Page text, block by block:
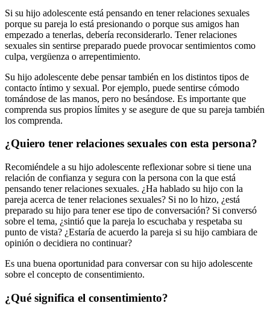
Si su hijo adolescente está pensando en tener relaciones sexuales
porque su pareja lo está presionando o porque sus amigos han
empezado a tenerlas, debería reconsiderarlo. Tener relaciones
sexuales sin sentirse preparado puede provocar sentimientos como
culpa, vergüenza o arrepentimiento.
Su hijo adolescente debe pensar también en los distintos tipos de
contacto íntimo y sexual. Por ejemplo, puede sentirse cómodo
tomándose de las manos, pero no besándose. Es importante que
comprenda sus propios límites y se asegure de que su pareja también
los comprenda.
¿Quiero tener relaciones sexuales con esta persona?
Recomiéndele a su hijo adolescente reflexionar sobre si tiene una
relación de confianza y segura con la persona con la que está
pensando tener relaciones sexuales. ¿Ha hablado su hijo con la
pareja acerca de tener relaciones sexuales? Si no lo hizo, ¿está
preparado su hijo para tener ese tipo de conversación? Si conversó
sobre el tema, ¿sintió que la pareja lo escuchaba y respetaba su
punto de vista? ¿Estaría de acuerdo la pareja si su hijo cambiara de
opinión o decidiera no continuar?
Es una buena oportunidad para conversar con su hijo adolescente
sobre el concepto de consentimiento.
¿Qué significa el consentimiento?